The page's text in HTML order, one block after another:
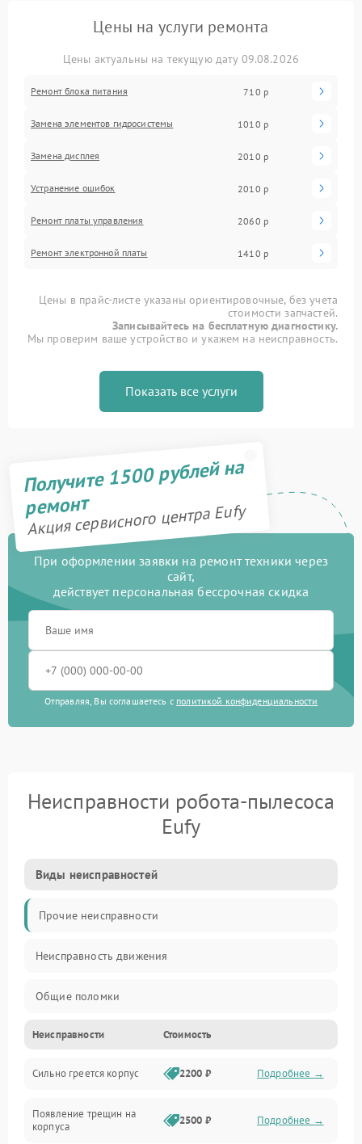
Цены на услуги ремонта
Цены актуальны на текущую дату 09.08.2026
Ремонт блока питания 710 р
Замена элементов гидросистемы 1010 р
Замена дисплея 2010 р
Устранение ошибок 2010 р
Ремонт платы управления 2060 р
Ремонт электронной платы 1410 р
Цены в прайс-листе указаны ориентировочные, без учета
стоимости запчастей.
Записывайтесь на бесплатную диагностику.
Мы проверим ваше устройство и укажем на неисправность.
Показать все услуги
Получите 1500 рублей на
ремонт
Акция сервисного центра Eufy
При оформлении заявки на ремонт техники через
сайт,
действует персональная бессрочная скидка
Отправляя, Вы соглашаетесь с политикой конфиденциальности
Неисправности робота-пылесоса
Eufy
Виды неисправностей
Прочие неисправности
Неисправность движения
Общие поломки
Неисправность датчиков
Неисправность программного обеспечения
Проблемы с сигналом
Неисправности Стоимость
Сильно греется корпус 2200 ₽ Подробнее →
Появление трещин на
корпуса
2500 ₽ Подробнее →